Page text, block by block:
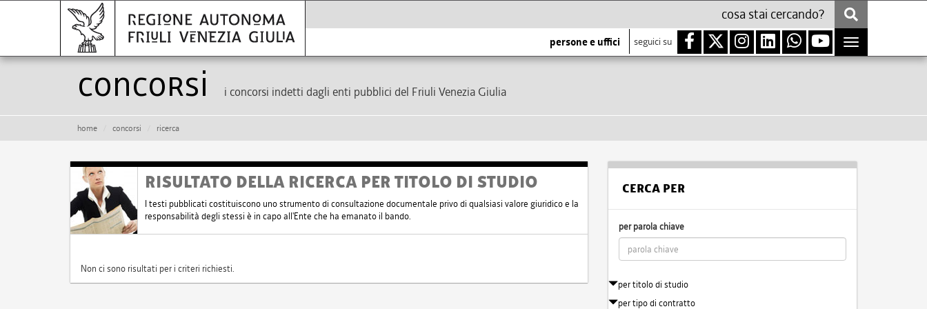
persone e uffici seguici su
Toggle
navigation
Concorsi i concorsi indetti dagli enti pubblici del Friuli Venezia Giulia
home concorsi ricerca
RISULTATO DELLA RICERCA PER TITOLO DI STUDIO
I testi pubblicati costituiscono uno strumento di consultazione documentale privo di qualsiasi valore giuridico e la
responsabilità degli stessi è in capo all'Ente che ha emanato il bando.
Non ci sono risultati per i criteri richiesti.
CERCA PER
per parola chiave
per titolo di studio
per tipo di contratto